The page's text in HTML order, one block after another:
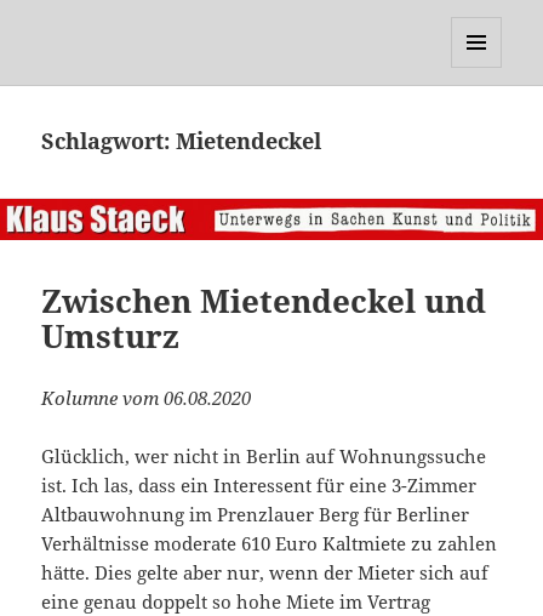
Schlagwort:Mietendeckel
Zwischen Mietendeckel und
Umsturz
Kolumne vom 06.08.2020
Glücklich, wer nicht in Berlin auf Wohnungssuche
ist. Ich las, dass ein Interessent für eine 3-Zimmer
Altbauwohnung im Prenzlauer Berg für Berliner
Verhältnisse moderate 610 Euro Kaltmiete zu zahlen
hätte. Dies gelte aber nur, wenn der Mieter sich auf
eine genau doppelt so hohe Miete im Vertrag